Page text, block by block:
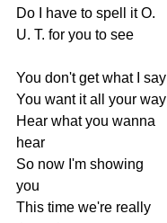
Do
have to spell it O.
U. T. for you to see
You don't get what
say
You want it all your way
Hear what you wanna
hear
So now I'm showing
you
This time we're really